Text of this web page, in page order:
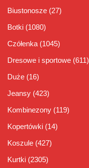
Biustonosze (27)
Botki (1080)
Czółenka (1045)
Dresowe i sportowe (611)
Duże (16)
Jeansy (423)
Kombinezony (119)
Kopertówki (14)
Koszule (427)
Kurtki (2305)